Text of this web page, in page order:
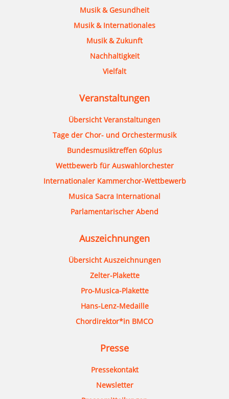
Musik & Gesundheit
Musik & Internationales
Musik & Zukunft
Nachhaltigkeit
Vielfalt
Veranstaltungen
Übersicht Veranstaltungen
Tage der Chor- und Orchestermusik
Bundesmusiktreffen 60plus
Wettbewerb für Auswahlorchester
Internationaler Kammerchor-Wettbewerb
Musica Sacra International
Parlamentarischer Abend
Auszeichnungen
Übersicht Auszeichnungen
Zelter-Plakette
Pro-Musica-Plakette
Hans-Lenz-Medaille
Chordirektor*in BMCO
Presse
Pressekontakt
Newsletter